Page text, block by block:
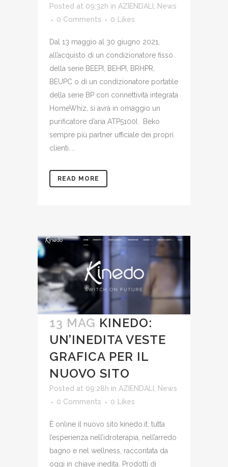
Posted at 09:32h in AZIENDALI
News
0 Comments
0 Likes
Dal 13 maggio al 30 giugno 2021,
all’acquisto di un condizionatore fisso
della serie BEEPI, BEHPI, BRHPR,
BEUPC o di un condizionatore portatile
della serie BP con connettività integrata
HomeWhiz, si avrà in omaggio un
purificatore d’aria ATP5100I. Beko
sempre più partner ufficiale dei propri
clienti....
READ MORE
13 MAG KINEDO:
UN’INEDITA VESTE
GRAFICA PER IL
NUOVO SITO
Posted at 09:28h in AZIENDALI , News
0 Comments
0 Likes
È online il nuovo sito kinedo.it: tutta
l’esperienza nell’idroterapia, nell’arredo
bagno e nel wellness, raccontata da
oggi in chiave inedita. Prodotti di